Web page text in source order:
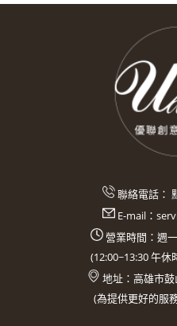
聯絡電話：
E-mail：
營業時間：週
(12:00~13:30午休
地址： 高雄市
(為提供更好的服